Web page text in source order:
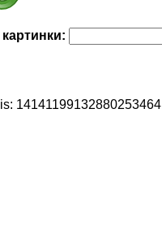
14141199132880253464